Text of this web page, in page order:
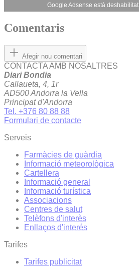
Google Adsense està deshabilitat.
Comentaris
Afegir nou comentari
CONTACTA AMB NOSALTRES
Diari Bondia
Callaueta, 4, 1r
AD500 Andorra la Vella
Principat d'Andorra
Tel. +376 80 88 88
Formulari de contacte
Serveis
Farmàcies de guàrdia
Informació meteorològica
Cartellera
Informació general
Informació turística
Associacions
Centres de salut
Telèfons d'interès
Enllaços d'interés
Tarifes
Tarifes publicitat